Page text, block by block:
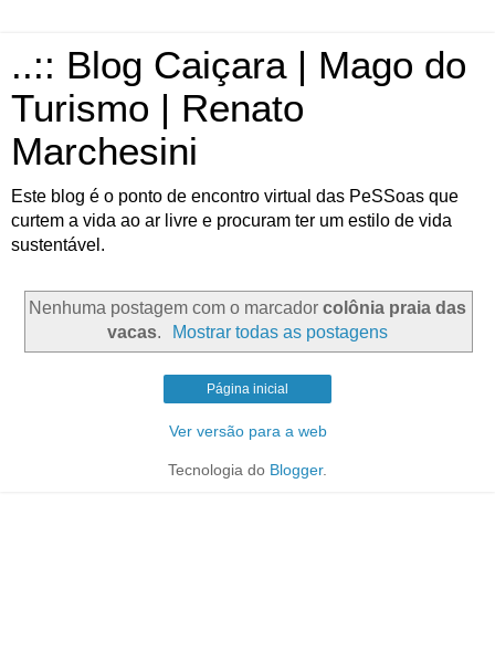
..:: Blog Caiçara | Mago do
Turismo | Renato
Marchesini
Este blog é o ponto de encontro virtual das PeSSoas que
curtem a vida ao ar livre e procuram ter um estilo de vida
sustentável.
Nenhuma postagem com o marcador colônia praia das
vacas. Mostrar todas as postagens
Página inicial
Ver versão para a web
Tecnologia do Blogger.